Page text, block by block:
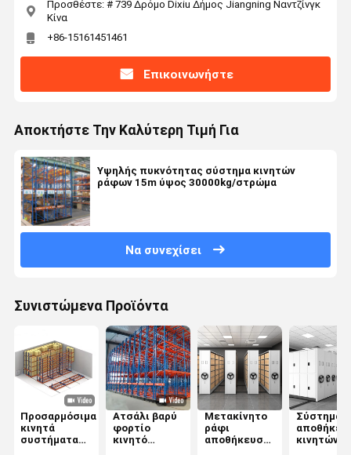
Προσθέστε: # 739 Δρόμο Dixiu Δήμος Jiangning Ναντζίνγκ
Κίνα
+86-15161451461
Επικοινωνήστε
Αποκτήστε Την Καλύτερη Τιμή Για
Υψηλής πυκνότητας σύστημα κινητών
ράφων 15m ύψος 30000kg/στρώμα
Να συνεχίσει
Συνιστώμενα Προϊόντα
Προσαρμόσιμα
κινητά
συστήματα
Ατσάλι βαρύ
φορτίο
κινητό
Μετακίνητο
ράφι
αποθήκευσης
Σύστημα
κινητών